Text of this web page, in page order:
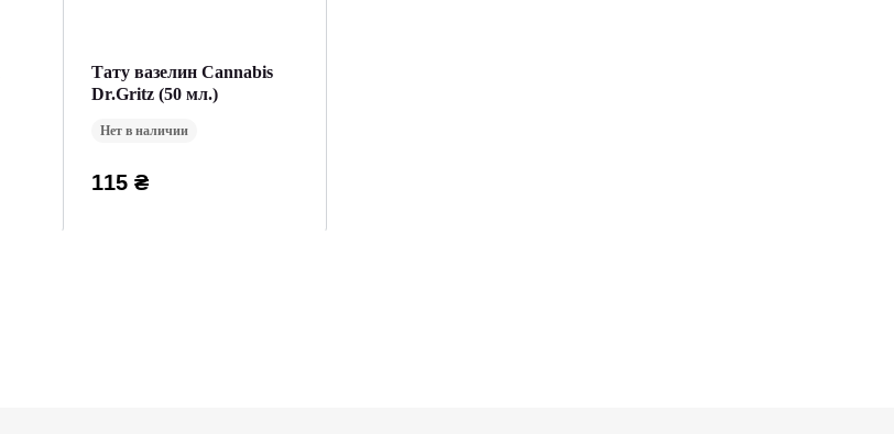
Тату вазелин Cannabis
Dr.Gritz (50 мл.)
Нет в наличии
115 ₴